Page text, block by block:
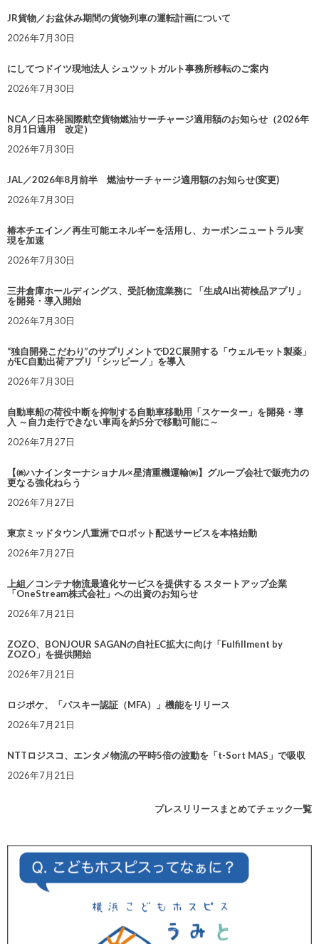
JR貨物／お盆休み期間の貨物列車の運転計画について
2026年7月30日
にしてつドイツ現地法人 シュツットガルト事務所移転のご案内
2026年7月30日
NCA／日本発国際航空貨物燃油サーチャージ適用額のお知らせ（2026年
8月1日適用 改定）
2026年7月30日
JAL／2026年8月前半 燃油サーチャージ適用額のお知らせ(変更)
2026年7月30日
椿本チエイン／再生可能エネルギーを活用し、カーボンニュートラル実
現を加速
2026年7月30日
三井倉庫ホールディングス、受託物流業務に 「生成AI出荷検品アプリ」
を開発・導入開始
2026年7月30日
“独自開発こだわり”のサプリメントでD2C展開する「ウェルモット製薬」
がEC自動出荷アプリ「シッピーノ」を導入
2026年7月30日
自動車船の荷役中断を抑制する自動車移動用「スケーター」を開発・導
入 ～自力走行できない車両を約5分で移動可能に～
2026年7月27日
【㈱ハナインターナショナル×星清重機運輸㈱】グループ会社で販売力の
更なる強化ねらう
2026年7月27日
東京ミッドタウン八重洲でロボット配送サービスを本格始動
2026年7月27日
上組／コンテナ物流最適化サービスを提供する スタートアップ企業
「OneStream株式会社」への出資のお知らせ
2026年7月21日
ZOZO、BONJOUR SAGANの自社EC拡大に向け「Fulfillment by
ZOZO」を提供開始
2026年7月21日
ロジポケ、「パスキー認証（MFA）」機能をリリース
2026年7月21日
NTTロジスコ、エンタメ物流の平時5倍の波動を「t-Sort MAS」で吸収
2026年7月21日
プレスリリースまとめてチェック一覧